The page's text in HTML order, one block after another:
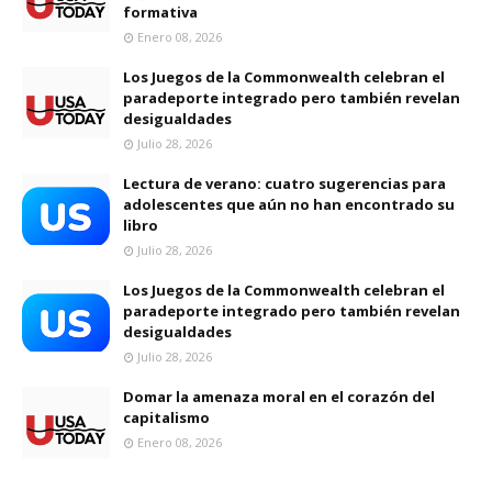
formativa
Enero 08, 2026
Los Juegos de la Commonwealth celebran el
paradeporte integrado pero también revelan
desigualdades
Julio 28, 2026
Lectura de verano: cuatro sugerencias para
adolescentes que aún no han encontrado su
libro
Julio 28, 2026
Los Juegos de la Commonwealth celebran el
paradeporte integrado pero también revelan
desigualdades
Julio 28, 2026
Domar la amenaza moral en el corazón del
capitalismo
Enero 08, 2026